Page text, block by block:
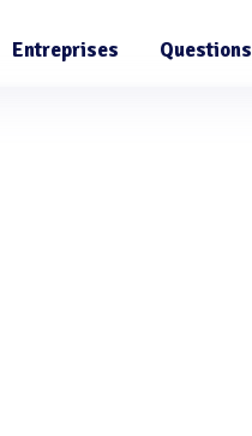
Entreprises Questions